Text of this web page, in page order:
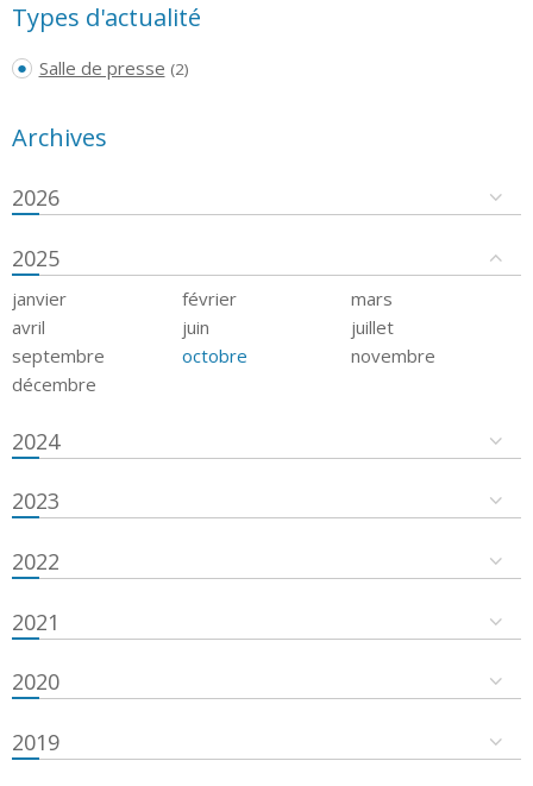
Types d'actualité
Salle de presse (2)
Archives
2026
2025
janvier février
mars
avril
juin
juillet
septembre
octobre
novembre
décembre
2024
2023
2022
2021
2020
2019